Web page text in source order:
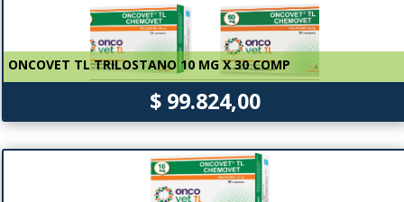
ONCOVET TL TRILOSTANO 10 MG X 30 COMP
$ 99.824,00